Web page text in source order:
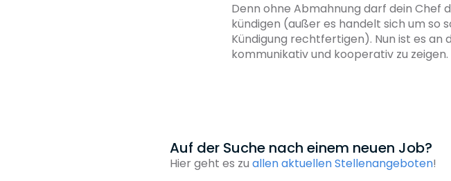
Denn ohne Abmahnung darf dein
kündigen (außer es handelt sich um so
Kündigung rechtfertigen). Nun ist es an
kommunikativ und kooperativ zu zeigen.
Auf der Suche nach einem neuen Job?
Hier geht es zuallen aktuellen Stellenangeboten!